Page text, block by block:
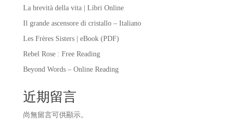
La brevità della vita | Libri Online
Il grande ascensore di cristallo – Italiano
Les Frères Sisters | eBook (PDF)
Rebel Rose : Free Reading
Beyond Words – Online Reading
近期留言
尚無留言可供顯示。